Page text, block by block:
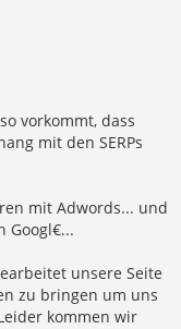
vorkommt, dass
mit den SERPs
mit Adwords... und
Googl€...
unsere Seite
zu bringen um uns
kommen wir